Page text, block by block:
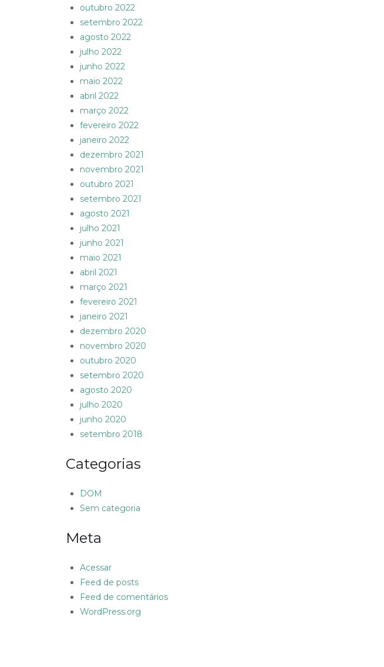
outubro 2022
setembro 2022
agosto 2022
julho 2022
junho 2022
maio 2022
abril 2022
março 2022
fevereiro 2022
janeiro 2022
dezembro 2021
novembro 2021
outubro 2021
setembro 2021
agosto 2021
julho 2021
junho 2021
maio 2021
abril 2021
março 2021
fevereiro 2021
janeiro 2021
dezembro 2020
novembro 2020
outubro 2020
setembro 2020
agosto 2020
julho 2020
junho 2020
setembro 2018
Categorias
DOM
Sem categoria
Meta
Acessar
Feed de posts
Feed de comentários
WordPress.org